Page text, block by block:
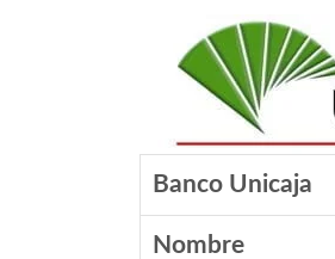
Banco Unicaja
Nombre